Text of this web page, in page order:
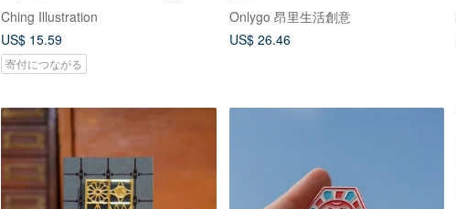
Ching Illustration
US$ 15.59
寄付につながる
Onlygo 昂里生活創意
US$ 26.46